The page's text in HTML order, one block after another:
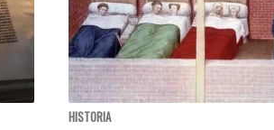
HISTORIA